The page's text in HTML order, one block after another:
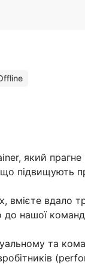
який прагне
підвищують
вмієте вдало
до нашої
та